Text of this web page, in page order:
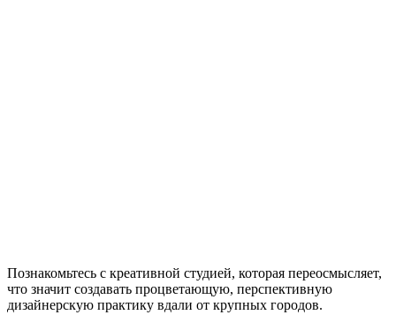
Познакомьтесь с креативной студией, которая переосмысляет,
что значит создавать процветающую, перспективную
дизайнерскую практику вдали от крупных городов.